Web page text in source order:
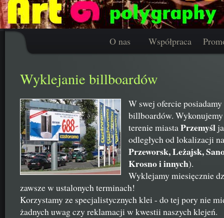
O nas Współpraca
Wyklejanie billboardów
W swej ofercie
billboardów.
terenie miastaPrzemyśl
odległych od lokalizacji
Przeworsk, Leżajsk,
Krosno i innych).
Wyklejamy miesięcznie
zawsze w ustalonych terminach!
Korzystamy ze specjalistycznych klei - do tej pory nie
żadnych uwag czy reklamacji w kwestii naszych klejeń.